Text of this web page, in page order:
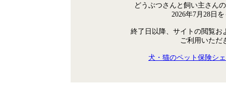
どうぶつさんと飼い主さん
2026年7月28日
終了日以降、サイトの閲覧お
ご利用いただ
犬・猫のペット保険シ